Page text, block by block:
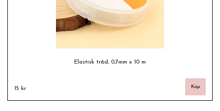
Elastisk tråd, 0,7mm x 10 m
15 kr